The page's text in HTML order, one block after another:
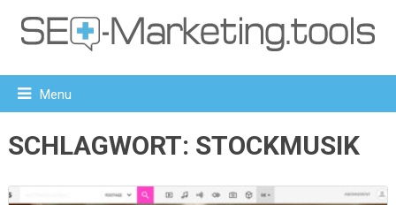
Menu
SCHLAGWORT: STOCKMUSIK